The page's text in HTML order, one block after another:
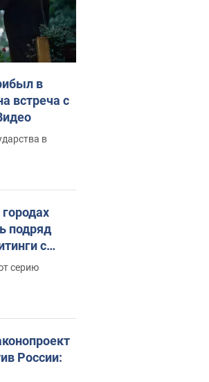
в
встреча с
в
подряд
с
серию
России: